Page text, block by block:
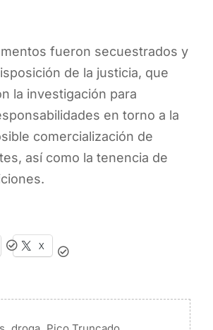
fueron secuestrados y
de la justicia, que
la investigación para
en torno a la
comercialización de
así como la tenencia de
X